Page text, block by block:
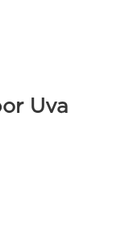
Uva